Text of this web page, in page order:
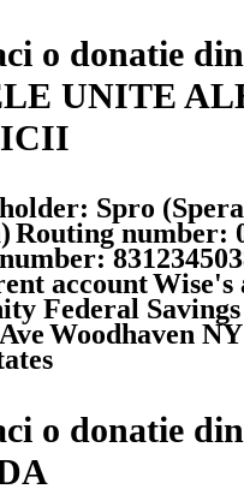
o donatie din
UNITE
Spro
Routing number:
accountWise's
Federal
Woodhaven NY
o donatie din